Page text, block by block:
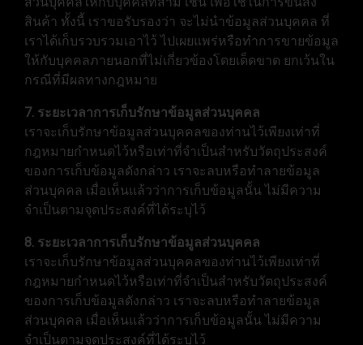
สินค้า ทั้งนี้ เราขอรับรองว่า จะไม่นำข้อมูลส่วนบุคคล ที่
เราได้เก็บรวบรวมเอาไว้ ไปเผยแพร่หรือทำการขายข้อมูล
ให้กับบุคคลภายนอกที่ไม่เกี่ยวข้องโดยเด็ดขาด ยกเว้นใน
กรณีที่มีผลทางกฎหมาย
7. ระยะเวลาการเก็บรักษาข้อมูลส่วนบุคคล
เราจะเก็บรักษาข้อมูลส่วนบุคคลของท่านไว้เพียงเท่าที่
กฎหมายกำหนดไว้หรือเท่าที่จำเป็นสำหรับวัตถุประสงค์
ของการเก็บข้อมูลดังกล่าว เราจะลบหรือทำลายข้อมูล
ส่วนบุคคล เมื่อเห็นแล้วว่าการเก็บข้อมูลนั้น ไม่มีความ
จำเป็นตามจุดประสงค์ที่ได้ระบุไว้
8. ระยะเวลาการเก็บรักษาข้อมูลส่วนบุคคล
เราจะเก็บรักษาข้อมูลส่วนบุคคลของท่านไว้เพียงเท่าที่
กฎหมายกำหนดไว้หรือเท่าที่จำเป็นสำหรับวัตถุประสงค์
ของการเก็บข้อมูลดังกล่าว เราจะลบหรือทำลายข้อมูล
ส่วนบุคคล เมื่อเห็นแล้วว่าการเก็บข้อมูลนั้น ไม่มีความ
จำเป็นตามจุดประสงค์ที่ได้ระบุไว้